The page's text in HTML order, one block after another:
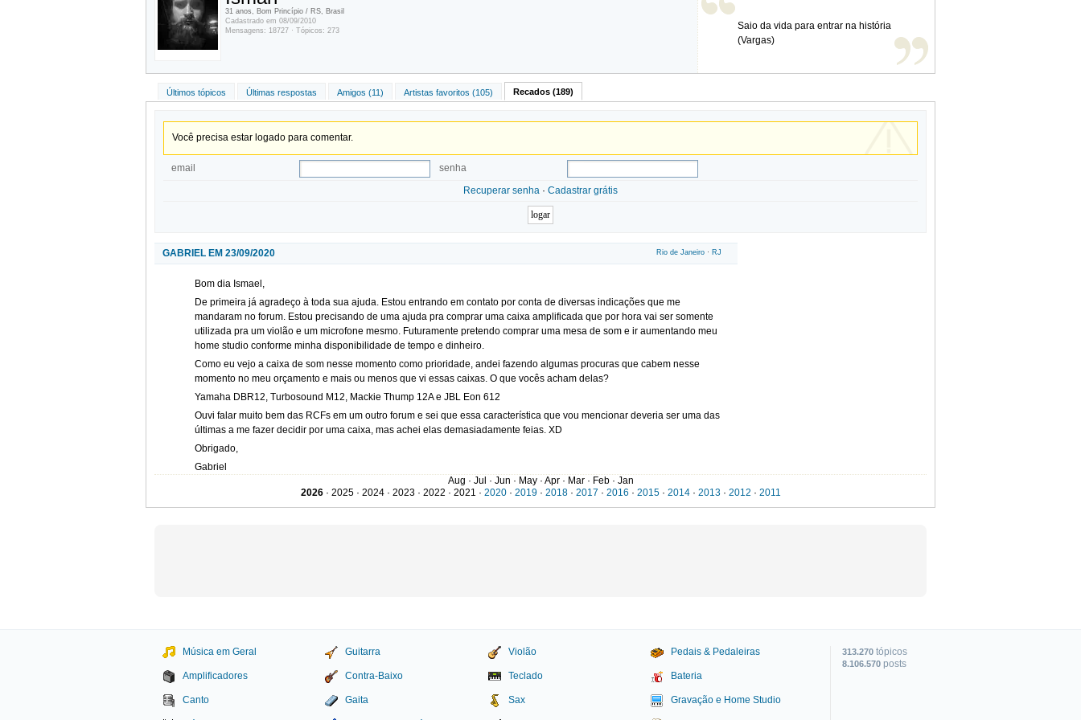
Saio da vida para entrar na história
(Vargas)
31 anos, Bom Princípio / RS, Brasil
Cadastrado em 08/09/2010
Mensagens: 18727 · Tópicos: 273
Últimos tópicos Últimas respostas Amigos (11) Artistas favoritos (105) Recados (189)
Você precisa estar logado para comentar.
email
senha
Recuperar senha · Cadastrar grátis
GABRIEL EM 23/09/2020 Rio de Janeiro · RJ
Bom dia Ismael,
De primeira já agradeço à toda sua ajuda. Estou entrando em contato por conta de diversas indicações que me
mandaram no forum. Estou precisando de uma ajuda pra comprar uma caixa amplificada que por hora vai ser somente
utilizada pra um violão e um microfone mesmo. Futuramente pretendo comprar uma mesa de som e ir aumentando meu
home studio conforme minha disponibilidade de tempo e dinheiro.
Como eu vejo a caixa de som nesse momento como prioridade, andei fazendo algumas procuras que cabem nesse
momento no meu orçamento e mais ou menos que vi essas caixas. O que vocês acham delas?
Yamaha DBR12, Turbosound M12, Mackie Thump 12A e JBL Eon 612
Ouvi falar muito bem das RCFs em um outro forum e sei que essa característica que vou mencionar deveria ser uma das
últimas a me fazer decidir por uma caixa, mas achei elas demasiadamente feias. XD
Obrigado,
Gabriel
MAURICIO LUIZ BERTOLA EM 17/06/2020 Niterói·RJ
deveria na protoboard. Se não for te incomodar muito, vc pode dar uma olhada no desenho do esquema pra ver se tem
algum furo que eu deixei passar? Eu tô achando que é a protoboard que tá zicada, mas enfim... Eu fui montando por
partes, uma hora funcionou e depois não funcionou mais, e agora funciona só metade (por essa intermitência que eu
Aug · Jul · Jun · May · Apr · Mar · Feb · Jan
2026· 2025 · 2024 · 2023 · 2022 · 2021 · 2020· 2019· 2018· 2017 · 2016 · 2015· 2014· 2013· 2012 · 2011
Música em Geral Guitarra Violão Pedais & Pedaleiras
Amplificadores Contra-Baixo Teclado Bateria
Canto Gaita Sax Gravação e Home Studio
313.270 tópicos
8.106.570 posts